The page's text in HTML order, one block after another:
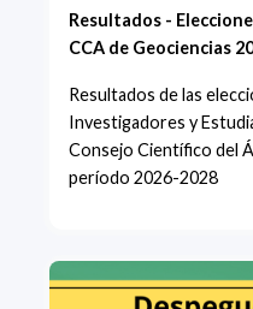
Resultados -
CCA de Geociencias
Resultados de las
Investigadores y
Consejo Científico del
período 2026-2028